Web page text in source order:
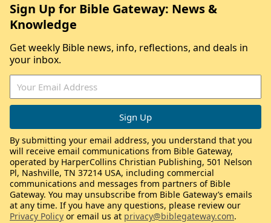
Sign Up for Bible Gateway: News &
Knowledge
Get weekly Bible news, info, reflections, and deals in
your inbox.
By submitting your email address, you understand that you
will receive email communications from Bible Gateway,
operated by HarperCollins Christian Publishing, 501 Nelson
Pl, Nashville, TN 37214 USA, including commercial
communications and messages from partners of Bible
Gateway. You may unsubscribe from Bible Gateway’s emails
at any time. If you have any questions, please review our
Privacy Policy or email us at privacy@biblegateway.com.